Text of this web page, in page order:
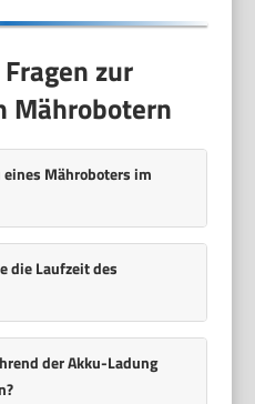
zur
Mährobotern
Mähroboters im
die Laufzeit des
der Akku-Ladung